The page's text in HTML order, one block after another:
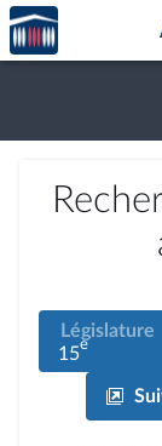
Aller au contenu
Aller en bas de la
Accèder
à la
page
Législature
15e